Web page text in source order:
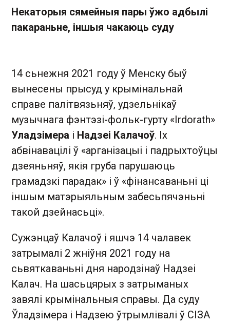
Некаторыя сямейныя пары ўжо адбылі
пакараньне, іншыя чакаюць суду
14 сьнежня 2021 году ў Менску быў
вынесены прысуд у крымінальнай
справе палітвязьняў, удзельнікаў
музычнага фэнтэзі-фольк-гурту «Irdorath»
Уладзімера і Надзеі Калачоў. Іх
абвінавацілі ў «арганізацыі і падрыхтоўцы
дзеяньняў, якія груба парушаюць
грамадзкі парадак» і ў «фінансаваньні ці
іншым матэрыяльным забесьпячэньні
такой дзейнасьці».
Сужэнцаў Калачоў і яшчэ 14 чалавек
затрымалі 2 жніўня 2021 году на
сьвяткаваньні дня народзінаў Надзеі
Калач. На шасьцярых з затрыманых
завялі крымінальныя справы. Да суду
Ўладзімера і Надзею ўтрымлівалі ў СІЗА